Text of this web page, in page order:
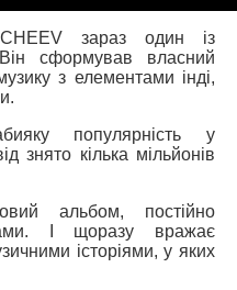
зараз один із
Він сформував власний
з елементами інді,
популярність у
знято кілька мільйонів
альбом, постійно
І щоразу вражає
історіями, у яких